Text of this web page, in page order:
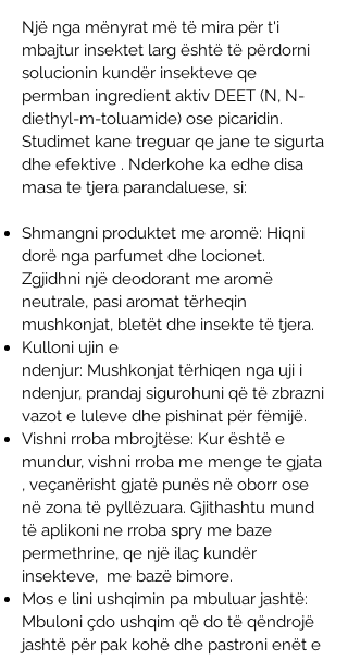
Një nga mënyrat më të mira për t'i
mbajtur insektet larg është të përdorni
solucionin kundër insekteve qe
permban ingredient aktiv DEET (N, N-
diethyl-m-toluamide) ose picaridin.
Studimet kane treguar qe jane te sigurta
dhe efektive . Nderkohe ka edhe disa
masa te tjera parandaluese, si:
Shmangni produktet me aromë: Hiqni
dorë nga parfumet dhe locionet.
Zgjidhni një deodorant me aromë
neutrale, pasi aromat tërheqin
mushkonjat, bletët dhe insekte të tjera.
Kulloni ujin e
ndenjur: Mushkonjat tërhiqen nga uji i
ndenjur, prandaj sigurohuni që të zbrazni
vazot e luleve dhe pishinat për fëmijë.
Vishni rroba mbrojtëse: Kur është e
mundur, vishni rroba me menge te gjata
, veçanërisht gjatë punës në oborr ose
në zona të pyllëzuara. Gjithashtu mund
të aplikoni ne rroba spry me baze
permethrine, qe një ilaç kundër
insekteve, me bazë bimore.
Mos e lini ushqimin pa mbuluar jashtë:
Mbuloni çdo ushqim që do të qëndrojë
jashtë për pak kohë dhe pastroni enët e